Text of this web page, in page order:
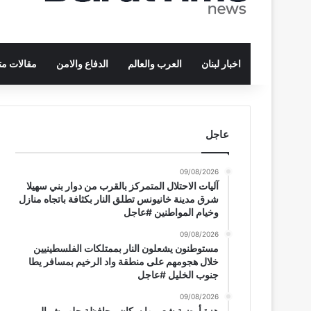
اخبار لبنان العرب والعالم الدفاع والامن مقالات
عاجل
09/08/2026
آليات الاحتلال المتمركز بالقرب من دوار بني سهيلا
شرق مدينة خانيونس تطلق النار بكثافة باتجاه منازل
وخيام المواطنين #عاجل
09/08/2026
مستوطنون يشعلون النار بممتلكات الفلسطينيين
خلال هجومهم على منطقة واد الرخيم بمسافر يطا
جنوب الخليل #عاجل
09/08/2026